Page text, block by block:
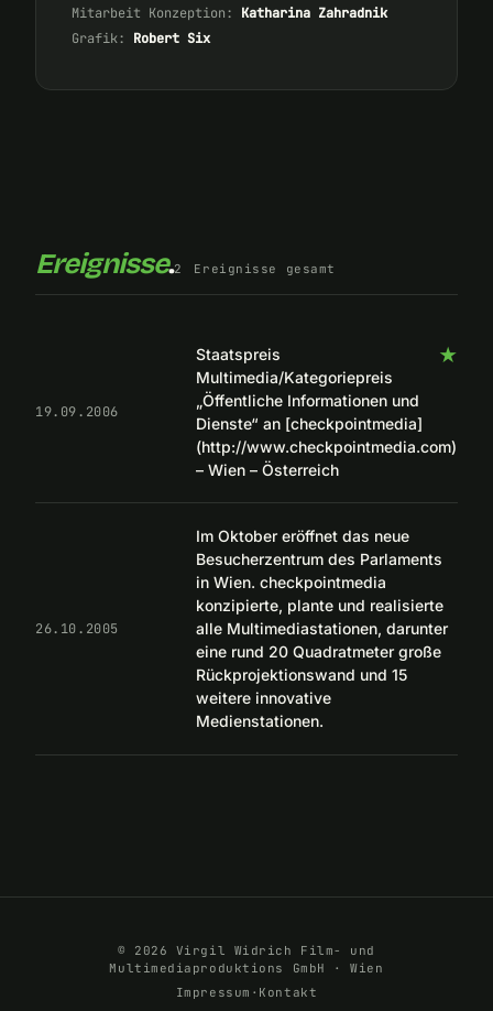
Mitarbeit Konzeption:
Katharina Zahradnik
Grafik:
Robert Six
Ereignisse.2 Ereignisse gesamt
19.09.2006
★
Staatspreis
Multimedia/Kategoriepreis
„Öffentliche Informationen und
Dienste“ an [checkpointmedia]
(http://www.checkpointmedia.com)
– Wien – Österreich
26.10.2005
Im Oktober eröffnet das neue
Besucherzentrum des Parlaments
in Wien. checkpointmedia
konzipierte, plante und realisierte
alle Multimediastationen, darunter
eine rund 20 Quadratmeter große
Rückprojektionswand und 15
weitere innovative
Medienstationen.
© 2026 Virgil Widrich Film- und
Multimediaproduktions GmbH · Wien
Impressum · Kontakt